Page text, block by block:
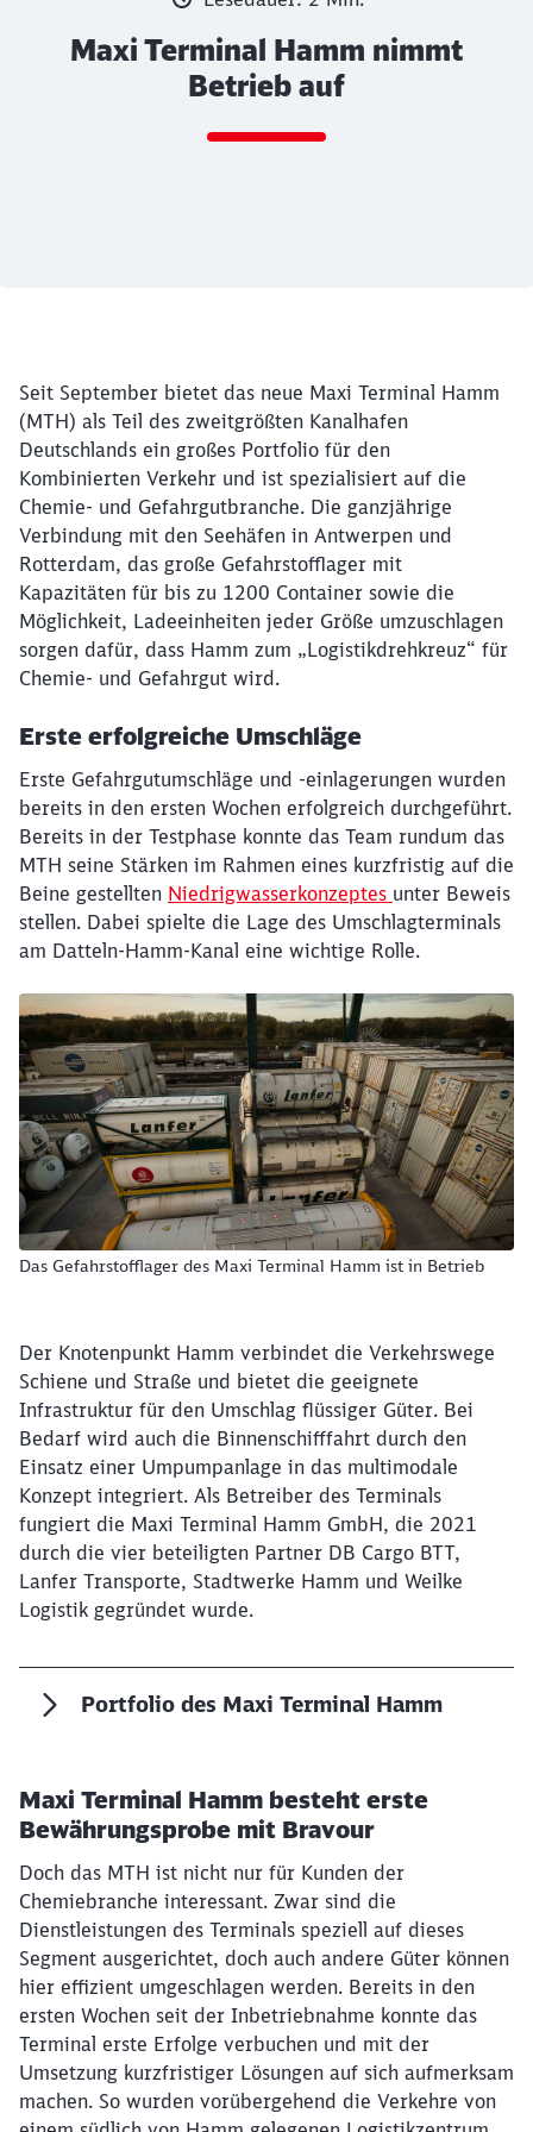
Maxi Terminal Hamm nimmt
Betrieb auf
Seit September bietet das neue Maxi Terminal Hamm
(MTH) als Teil des zweitgrößten Kanalhafen
Deutschlands ein großes Portfolio für den
Kombinierten Verkehr und ist spezialisiert auf die
Chemie- und Gefahrgutbranche. Die ganzjährige
Verbindung mit den Seehäfen in Antwerpen und
Rotterdam, das große Gefahrstofflager mit
Kapazitäten für bis zu 1200 Container sowie die
Möglichkeit, Ladeeinheiten jeder Größe umzuschlagen
sorgen dafür, dass Hamm zum „Logistikdrehkreuz“ für
Chemie- und Gefahrgut wird.
Erste erfolgreiche Umschläge
Erste Gefahrgutumschläge und -einlagerungen wurden
bereits in den ersten Wochen erfolgreich durchgeführt.
Bereits in der Testphase konnte das Team rundum das
MTH seine Stärken im Rahmen eines kurzfristig auf die
Beine gestellten Niedrigwasserkonzeptes unter Beweis
stellen. Dabei spielte die Lage des Umschlagterminals
am Datteln-Hamm-Kanal eine wichtige Rolle.
Das Gefahrstofflager des Maxi Terminal Hamm ist in Betrieb
Der Knotenpunkt Hamm verbindet die Verkehrswege
Schiene und Straße und bietet die geeignete
Infrastruktur für den Umschlag flüssiger Güter. Bei
Bedarf wird auch die Binnenschifffahrt durch den
Einsatz einer Umpumpanlage in das multimodale
Konzept integriert. Als Betreiber des Terminals
fungiert die Maxi Terminal Hamm GmbH, die 2021
durch die vier beteiligten Partner DB Cargo BTT,
Lanfer Transporte, Stadtwerke Hamm und Weilke
Logistik gegründet wurde.
Portfolio des Maxi Terminal Hamm
Maxi Terminal Hamm besteht erste
Bewährungsprobe mit Bravour
Doch das MTH ist nicht nur für Kunden der
Chemiebranche interessant. Zwar sind die
Dienstleistungen des Terminals speziell auf dieses
Segment ausgerichtet, doch auch andere Güter können
hier effizient umgeschlagen werden. Bereits in den
ersten Wochen seit der Inbetriebnahme konnte das
Terminal erste Erfolge verbuchen und mit der
Umsetzung kurzfristiger Lösungen auf sich aufmerksam
machen. So wurden vorübergehend die Verkehre von